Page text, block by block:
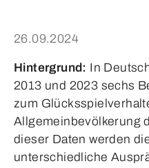
26.09.2024
Hintergrund: In
2013 und 2023 sechs
zum
Allgemeinbevölkerung
dieser Daten werden
unterschiedliche